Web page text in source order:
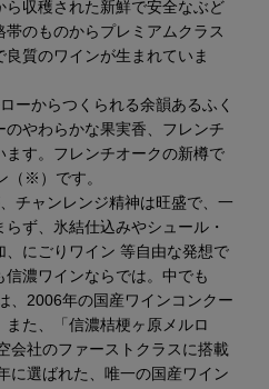
ら収穫された新鮮で安全なぶど
のものからプレミアムクラス
質のワインが生まれていま
ーからつくられる余韻あるふく
やわらかな果実香、フレンチ
す。フレンチオークの新樽で
（※）です。
チャンレンジ精神は旺盛で、一
ず、氷結仕込みやシュール・
、にごりワイン 等自由な発想で
濃ワインならでは。中でも
、2006年の国産ワインコンクー
た、「信濃桔梗ヶ原メルロ
会社のファーストクラスに搭載
に選ばれた、唯一の国産ワイン